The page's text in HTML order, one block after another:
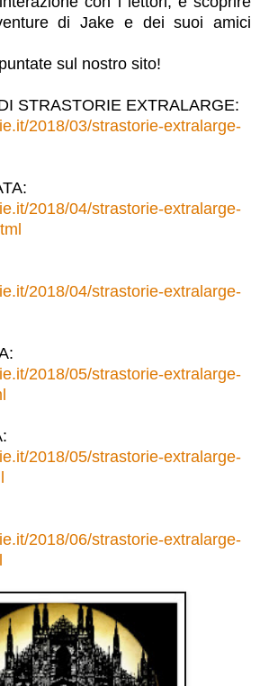
di Jake e dei suoi amici
sul nostro sito!
STRASTORIE EXTRALARGE:
2018/03/strastorie-extralarge-
2018/04/strastorie-extralarge-
2018/04/strastorie-extralarge-
2018/05/strastorie-extralarge-
2018/05/strastorie-extralarge-
2018/06/strastorie-extralarge-